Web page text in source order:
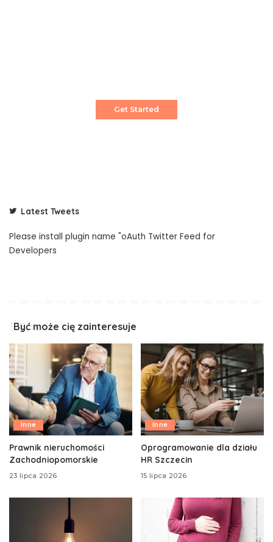
Get Started
Latest Tweets
Please install plugin name "oAuth Twitter Feed for
Developers
Być może cię zainteresuje
Inne
Prawnik nieruchomości
Zachodniopomorskie
23 lipca 2026
Inne
Oprogramowanie dla działu
HR Szczecin
15 lipca 2026